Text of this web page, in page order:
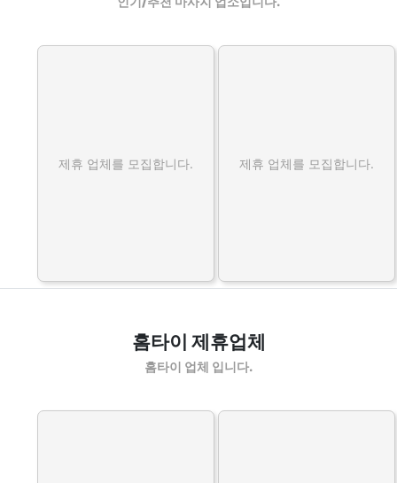
제휴 업체를 모집합니다. 제휴 업체를 모집합니다.
홈타이 제휴업체
홈타이 업체 입니다.